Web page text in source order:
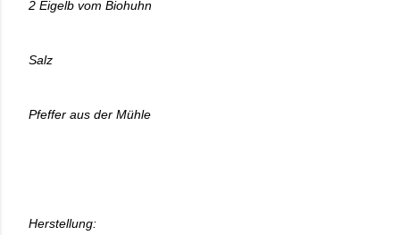
2 Eigelb vom Biohuhn
Salz
Pfeffer aus der Mühle
Herstellung: